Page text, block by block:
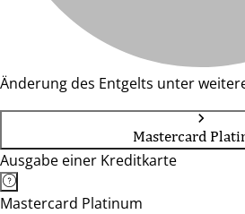
Änderung des Entgelts unter
Mastercard
Ausgabe einer Kreditkarte
Mastercard Platinum